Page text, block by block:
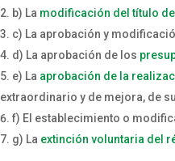
b) La modificación del título
c) La aprobación y
d) La aprobación de los
e) La aprobación de la
extraordinario y de mejora, de
f) El establecimiento o
g) La extinción voluntaria del